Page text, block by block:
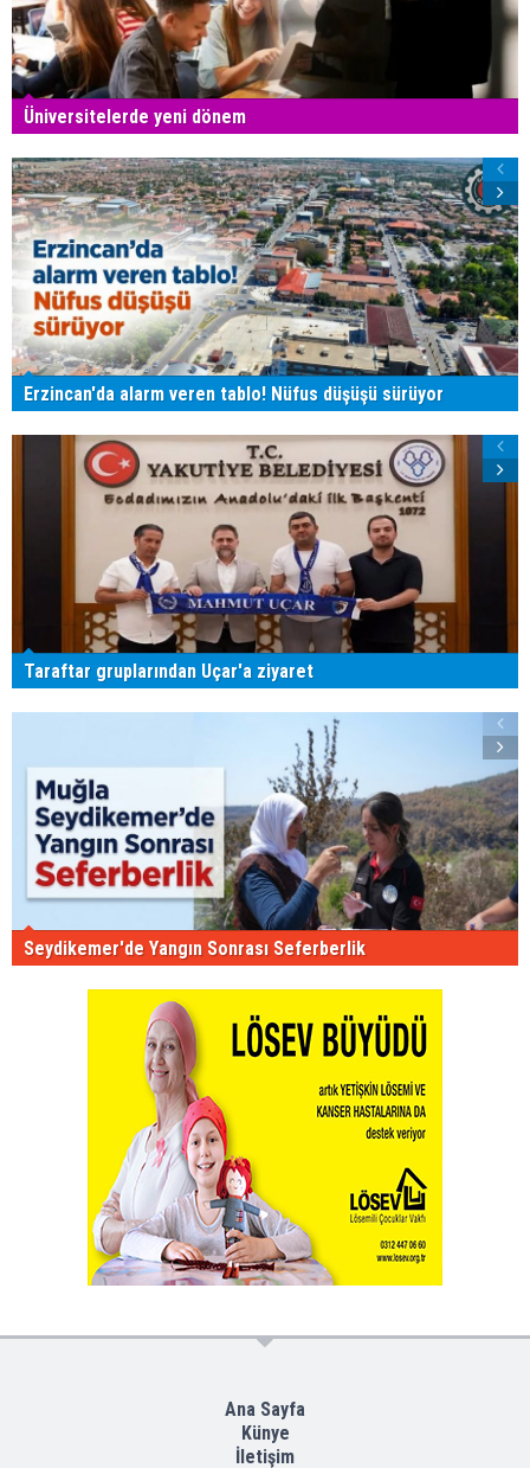
Üniversitelerde yeni dönem
Erzincan'da alarm veren tablo! Nüfus düşüşü sürüyor
Taraftar gruplarından Uçar'a ziyaret
Seydikemer'de Yangın Sonrası Seferberlik
Ana Sayfa
Künye
İletişim